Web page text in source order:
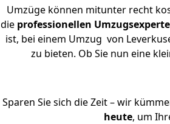
Umzüge können mitunter recht
die professionellen
ist, bei einem Umzug von
zu bieten. Ob Sie nun eine
Sparen Sie sich die Zeit – wir
heute, um